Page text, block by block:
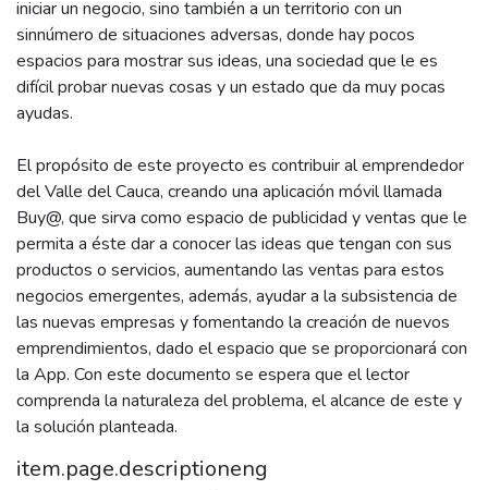
iniciar un negocio, sino también a un territorio con un
sinnúmero de situaciones adversas, donde hay pocos
espacios para mostrar sus ideas, una sociedad que le es
difícil probar nuevas cosas y un estado que da muy pocas
ayudas.
El propósito de este proyecto es contribuir al emprendedor
del Valle del Cauca, creando una aplicación móvil llamada
Buy@, que sirva como espacio de publicidad y ventas que le
permita a éste dar a conocer las ideas que tengan con sus
productos o servicios, aumentando las ventas para estos
negocios emergentes, además, ayudar a la subsistencia de
las nuevas empresas y fomentando la creación de nuevos
emprendimientos, dado el espacio que se proporcionará con
la App. Con este documento se espera que el lector
comprenda la naturaleza del problema, el alcance de este y
la solución planteada.
item.page.descriptioneng